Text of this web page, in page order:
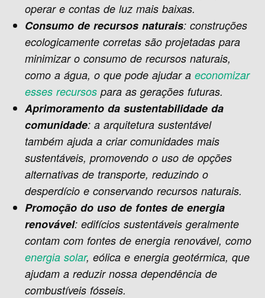
operar e contas de luz mais baixas.
Consumo de recursos naturais: construções
ecologicamente corretas ​​são projetadas para
minimizar o consumo de recursos naturais,
como a água, o que pode ajudar a economizar
esses recursospara as gerações futuras.
Aprimoramento da sustentabilidade da
comunidade: a arquitetura sustentável
também ajuda a criar comunidades mais
sustentáveis, promovendo o uso de opções
alternativas de transporte, reduzindo o
desperdício e conservando recursos naturais.
Promoção do uso de fontes de energia
renovável: edifícios sustentáveis geralmente
contam com fontes de energia renovável, como
energia solar, eólica e energia geotérmica, que
ajudam a reduzir nossa dependência de
combustíveis fósseis.